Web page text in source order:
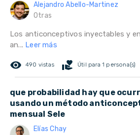
Alejandro Abello-Martinez
Otras
Los anticonceptivos inyectables y
an... Leer más
remove_red_eye 490 vistas volunteer_activism Útil para 1 persona(s)
que probabilidad hay que
usando un método
mensual Sele
Elías Chay